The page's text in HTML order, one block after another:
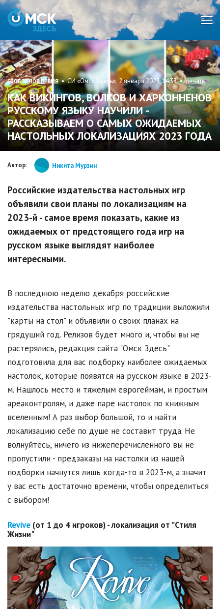
СВОБОДНОЕ ВРЕМЯ• СИ «Омск Здесь» 2 января 2023, 14:33 •печать
КАК ВИКИНГОВ, ВОЛКОВ И ХАРКОННЕНОВ
РУССКОМУ ЯЗЫКУ НАУЧИЛИ -
РАССКАЗЫВАЕМ О САМЫХ ОЖИДАЕМЫХ
НАСТОЛЬНЫХ ЛОКАЛИЗАЦИЯХ 2023 ГОДА
Автор: Никита Мурзин
Российские издательства настольных игр
объявили свои планы по локализациям на
2023-й - самое время показать, какие из
ожидаемых от предстоящего года игр на
русском языке выглядят наиболее
интересными.
В последнюю неделю декабря российские
издательства настольных игр по традиции выложили
"карты на стол" и объявили о своих планах на
грядущий год. Релизов будет много и, чтобы вы не
растерялись, редакция сайта "Омск Здесь"
подготовила для вас подборку наиболее ожидаемых
настолок, которые появятся на русском языке в 2023-
м. Нашлось место и тяжёлым еврогеймам, и простым
ареаконтролям, и даже паре настолок по книжным
вселенным! А раз выбор большой, то и найти
локализацию себе по душе не составит труда. Не
волнуйтесь, ничего из нижеперечисленного вы не
пропустили - предзаказы на настолки из нашей
подборки начнутся лишь когда-то в 2023-м, а значит
у вас есть достаточно времени, чтобы определиться
с выбором!
Revive (от 1 до 4 игроков) - локализация от "Стиля
Жизни"